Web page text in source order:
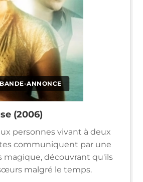
BANDE-ANNONCE
(2006)
personnes vivant à deux
communiquent par une
magique, découvrant qu'ils
malgré le temps.